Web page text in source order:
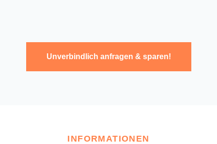
Unverbindlich anfragen & sparen!
INFORMATIONEN